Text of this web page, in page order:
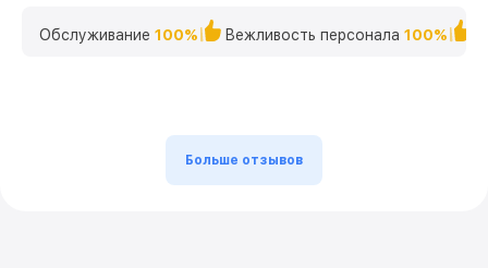
Обслуживание 100% Вежливость персонала 100%
Больше отзывов